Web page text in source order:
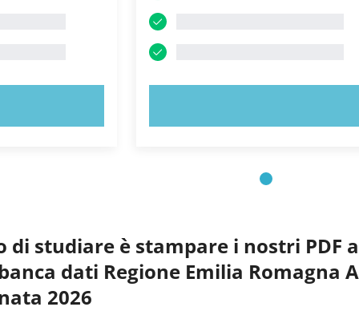
di studiare è stampare i nostri PDF
dati Regione Emilia Romagna
2026